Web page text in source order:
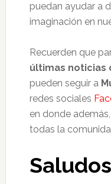
puedan ayudar a
imaginación en
Recuerden que
últimas noticias
pueden seguir a
redes sociales
en donde
todas la